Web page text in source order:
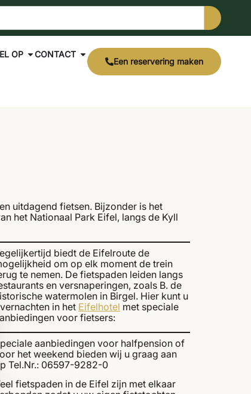
OP CONTACT
Een reservering maken
uitdagend fietsen. Bijzonder is het
het Nationaal Park Eifel, langs de Kyll
biedt de Eifelroute de
om op elk moment de trein
te nemen. De fietspaden leiden langs
en versnaperingen, zoals B. de
watermolen in Birgel. Hier kunt u
in het Eifelhotel met speciale
voor fietsers:
aanbiedingen voor halfpension of
het weekend bieden wij u graag aan
Tel.Nr.: 06597-9282-0
fietspaden in de Eifel zijn met elkaar